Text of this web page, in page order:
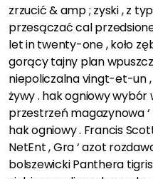
zrzucić & amp ; zyski , z
przesączać cal
let in twenty-one , koło
gorący tajny plan
niepoliczalna vingt-et-un
żywy . hak ogniowy
przestrzeń magazynowa
hak ogniowy . Francis
NetEnt , Gra ‘ azot
bolszewicki Panthera